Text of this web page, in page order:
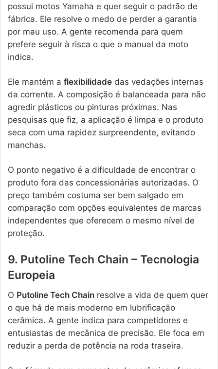
possui motos Yamaha e quer seguir o padrão de
fábrica. Ele resolve o medo de perder a garantia
por mau uso. A gente recomenda para quem
prefere seguir à risca o que o manual da moto
indica.
Ele mantém a flexibilidade das vedações internas
da corrente. A composição é balanceada para não
agredir plásticos ou pinturas próximas. Nas
pesquisas que fiz, a aplicação é limpa e o produto
seca com uma rapidez surpreendente, evitando
manchas.
O ponto negativo é a dificuldade de encontrar o
produto fora das concessionárias autorizadas. O
preço também costuma ser bem salgado em
comparação com opções equivalentes de marcas
independentes que oferecem o mesmo nível de
proteção.
9. Putoline Tech Chain – Tecnologia
Europeia
O Putoline Tech Chain resolve a vida de quem quer
o que há de mais moderno em lubrificação
cerâmica. A gente indica para competidores e
entusiastas de mecânica de precisão. Ele foca em
reduzir a perda de potência na roda traseira.